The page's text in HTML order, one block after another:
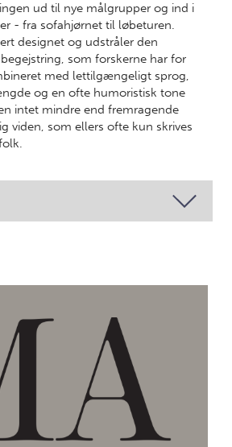
ud til nye målgrupper og ind i
- fra sofahjørnet til løbeturen.
designet og udstråler den
som forskerne har for
med lettilgængeligt sprog,
og en ofte humoristisk tone
intet mindre end fremragende
viden, som ellers ofte kun skrives